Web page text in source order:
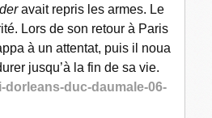
avait repris les armes. Le
Lors de son retour à Paris
à un attentat, puis il noua
jusqu’à la fin de sa vie.
duc-daumale-06-